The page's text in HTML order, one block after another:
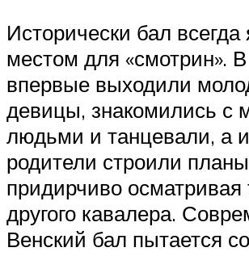
Исторически бал всегда
местом для «смотрин».
впервые выходили
девицы, знакомились с
людьми и танцевали, а
родители строили
придирчиво осматривая
другого кавалера.
Венский бал пытается